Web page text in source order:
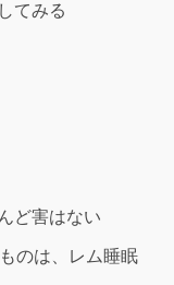
てみる
ど害はない
のは、レム睡眠